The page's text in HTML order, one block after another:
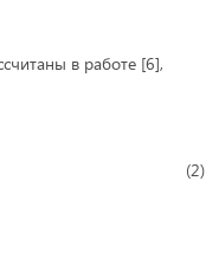
в работе [6],